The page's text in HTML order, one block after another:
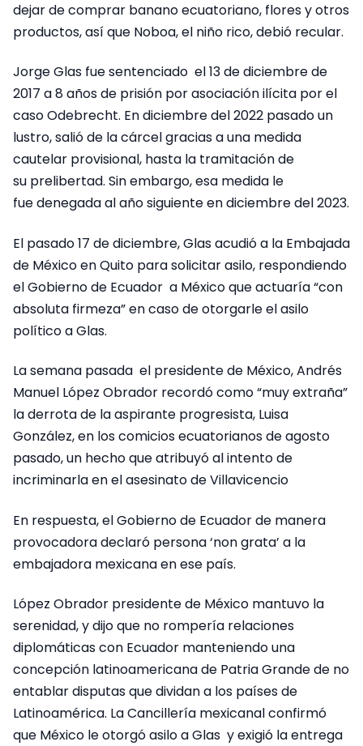
dejar de comprar banano ecuatoriano, flores y otros
productos, así que Noboa, el niño rico, debió recular.
Jorge Glas fue sentenciado el 13 de diciembre de
2017 a 8 años de prisión por asociación ilícita por el
caso Odebrecht. En diciembre del 2022 pasado un
lustro, salió de la cárcel gracias a una medida
cautelar provisional, hasta la tramitación de
su prelibertad. Sin embargo, esa medida le
fue denegada al año siguiente en diciembre del 2023.
El pasado 17 de diciembre, Glas acudió a la Embajada
de México en Quito para solicitar asilo, respondiendo
el Gobierno de Ecuador a México que actuaría “con
absoluta firmeza” en caso de otorgarle el asilo
político a Glas.
La semana pasada el presidente de México, Andrés
Manuel López Obrador recordó como “muy extraña”
la derrota de la aspirante progresista, Luisa
González, en los comicios ecuatorianos de agosto
pasado, un hecho que atribuyó al intento de
incriminarla en el asesinato de Villavicencio
En respuesta, el Gobierno de Ecuador de manera
provocadora declaró persona ‘non grata’ a la
embajadora mexicana en ese país.
López Obrador presidente de México mantuvo la
serenidad, y dijo que no rompería relaciones
diplomáticas con Ecuador manteniendo una
concepción latinoamericana de Patria Grande de no
entablar disputas que dividan a los países de
Latinoamérica. La Cancillería mexicanal confirmó
que México le otorgó asilo a Glas y exigió la entrega